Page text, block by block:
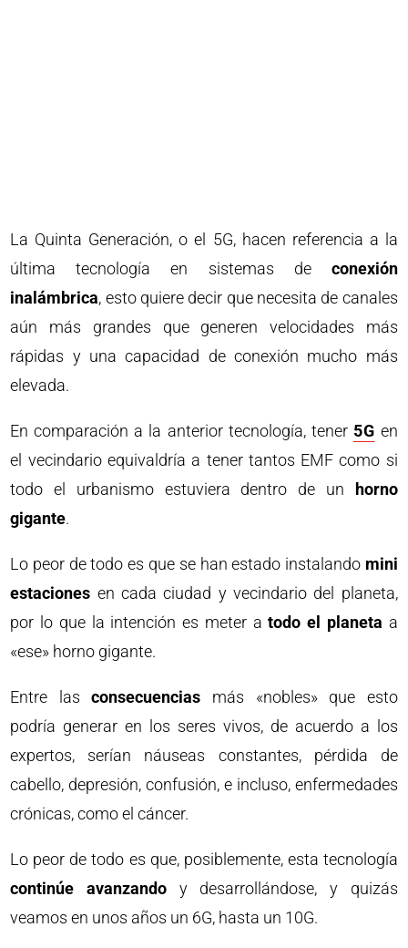
La Quinta Generación, o el 5G, hacen referencia a la
última tecnología en sistemas de conexión
inalámbrica, esto quiere decir que necesita de canales
aún más grandes que generen velocidades más
rápidas y una capacidad de conexión mucho más
elevada.
En comparación a la anterior tecnología, tener 5G en
el vecindario equivaldría a tener tantos EMF como si
todo el urbanismo estuviera dentro de un
horno
gigante.
Lo peor de todo es que se han estado instalando mini
estaciones en cada ciudad y vecindario del planeta,
por lo que la intención es meter atodo el planeta a
«ese» horno gigante.
Entre lasconsecuencias más «nobles» que esto
podría generar en los seres vivos, de acuerdo a los
expertos, serían náuseas constantes, pérdida de
cabello, depresión, confusión, e incluso, enfermedades
crónicas, como el cáncer.
Lo peor de todo es que, posiblemente, esta tecnología
continúe avanzandoy desarrollándose, y quizás
veamos en unos años un 6G, hasta un 10G.